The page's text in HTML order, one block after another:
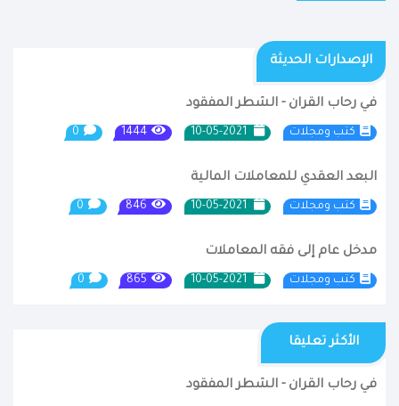
الإصدارات الحديثة
في رحاب القرآن - الشطر المفقود
كتب ومجلات 1444
0
البعد العقدي للمعاملات المالية
كتب ومجلات 846
0
مدخل عام إلى فقه المعاملات
كتب ومجلات 865
0
الأكثر تعليقا
في رحاب القرآن - الشطر المفقود